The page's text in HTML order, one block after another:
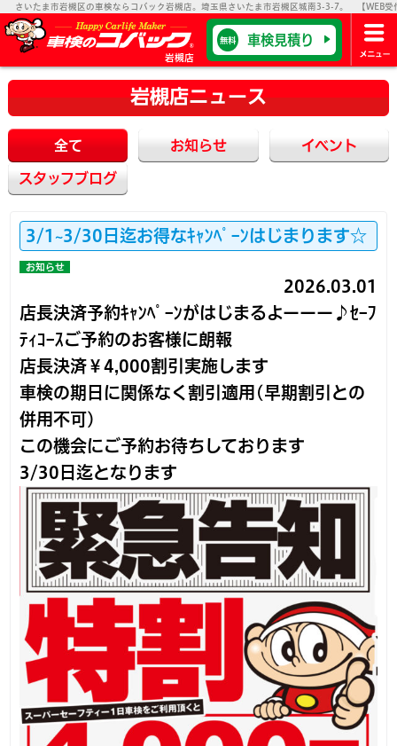
さいたま市岩槻区の車検ならコバック岩槻店。埼玉県さいたま市岩槻区城南3-3-7。 【WEB受
岩槻店
無料 車検見積り
岩槻店ニュース
全て お知らせ イベント
スタッフブログ
3/1~3/30日迄お得なｷｬﾝﾍﾟｰﾝはじまります☆
お知らせ
2026.03.01
店長決済予約ｷｬﾝﾍﾟｰﾝがはじまるよーーー♪ｾｰﾌ
ﾃｨｺｰｽご予約のお客様に朗報
店長決済￥4,000割引実施します
車検の期日に関係なく割引適用(早期割引との
併用不可)
この機会にご予約お待ちしております
3/30日迄となります